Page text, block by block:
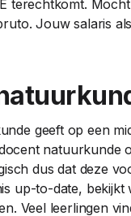
terechtkomt.
Jouw salaris
geeft op een
natuurkunde
dus dat deze
up-to-date,
Veel leerlingen